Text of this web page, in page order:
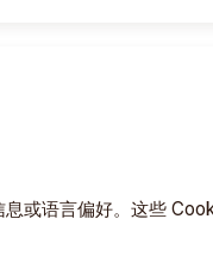
或语言偏好。这些